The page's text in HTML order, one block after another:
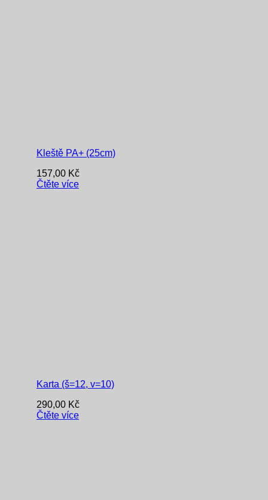
Kleště PA+ (25cm)
157,00 Kč
Čtěte více
Karta (š=12, v=10)
290,00 Kč
Čtěte více